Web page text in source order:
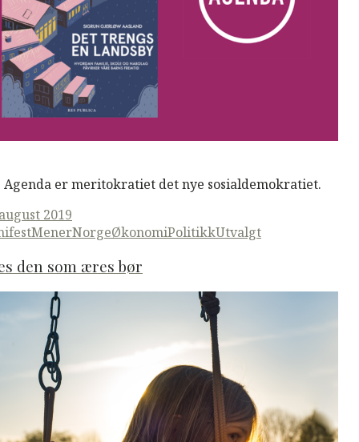
Agenda er meritokratiet det nye sosialdemokratiet.
2019
NorgeØkonomiPolitikkUtvalgt
den som æres bør